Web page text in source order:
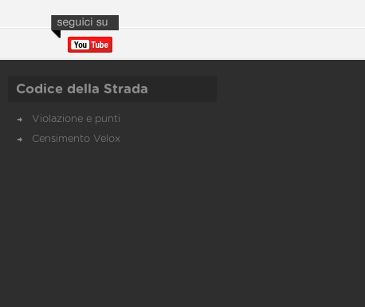
Codice della Strada
Violazione e punti
Censimento Velox